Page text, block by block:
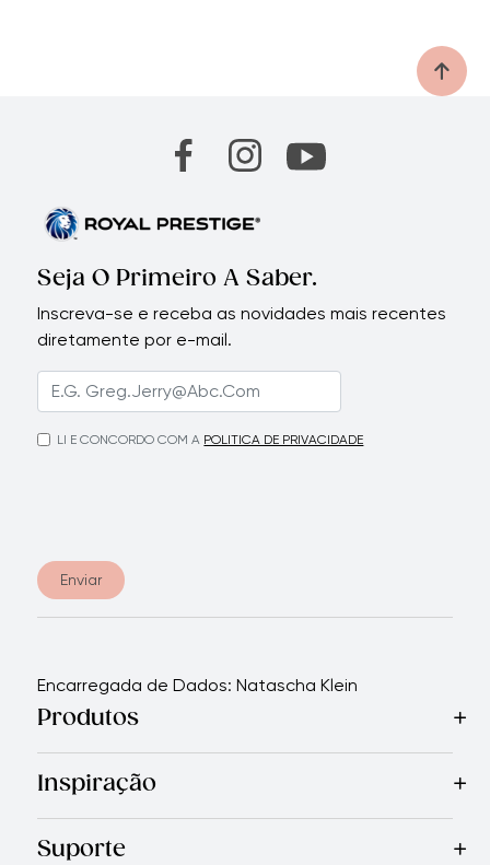
Seja O Primeiro A Saber.
Inscreva-se e receba as novidades mais recentes
diretamente por e-mail.
LI E CONCORDO COM A POLITICA DE PRIVACIDADE
Enviar
Encarregada de Dados: Natascha Klein
Produtos
Mais VendidosCozinhaFacasTalheresEletrodomésticos
Inspiração
ReceitasBlogRevista Royal PrestigePrograma de
Suporte